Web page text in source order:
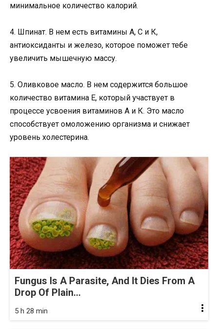
минимальное количество калорий.
4. Шпинат. В нем есть витамины А, С и К,
антиоксиданты и железо, которое поможет тебе
увеличить мышечную массу.
5. Оливковое масло. В нем содержится большое
количество витамина Е, который участвует в
процессе усвоения витаминов А и К. Это масло
способствует омоложению организма и снижает
уровень холестерина.
Fungus Is A Parasite, And It Dies From A
Drop Of Plain...
5 h 28 min